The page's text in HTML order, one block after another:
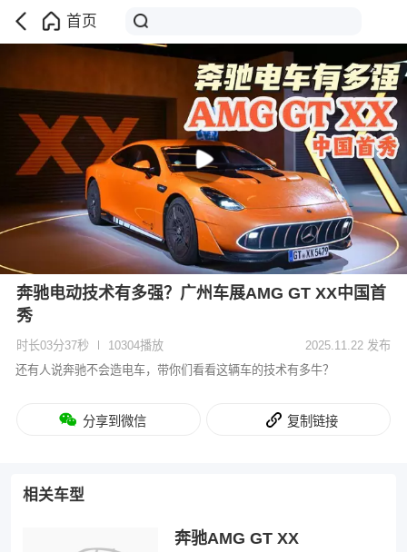
首页
奔驰电动技术有多强？广州车展AMG GT XX中国首
秀
时长03分37秒 10304播放
2025.11.22 发布
还有人说奔驰不会造电车，带你们看看这辆车的技术有多牛？
分享到微信 复制链接
相关车型
奔驰AMG GT XX